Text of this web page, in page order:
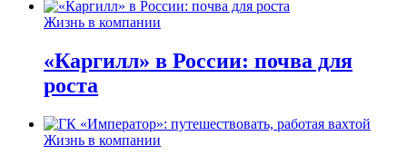
Жизнь в компании
«Каргилл» в России: почва для
роста
Жизнь в компании